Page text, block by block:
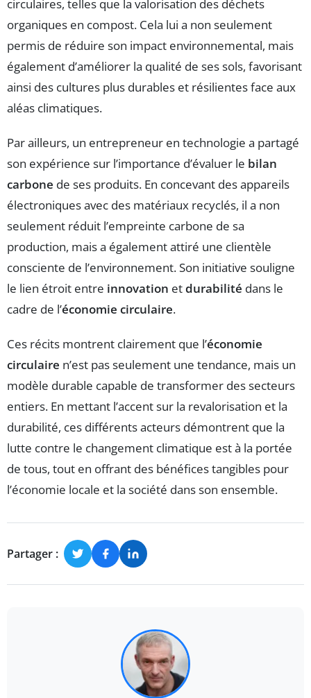
circulaires, telles que la valorisation des déchets
organiques en compost. Cela lui a non seulement
permis de réduire son impact environnemental, mais
également d’améliorer la qualité de ses sols, favorisant
ainsi des cultures plus durables et résilientes face aux
aléas climatiques.
Par ailleurs, un entrepreneur en technologie a partagé
son expérience sur l’importance d’évaluer le bilan
carbone de ses produits. En concevant des appareils
électroniques avec des matériaux recyclés, il a non
seulement réduit l’empreinte carbone de sa
production, mais a également attiré une clientèle
consciente de l’environnement. Son initiative souligne
le lien étroit entre innovation etdurabilité dans le
cadre de l’économie circulaire.
Ces récits montrent clairement que l’économie
circulaire n’est pas seulement une tendance, mais un
modèle durable capable de transformer des secteurs
entiers. En mettant l’accent sur la revalorisation et la
durabilité, ces différents acteurs démontrent que la
lutte contre le changement climatique est à la portée
de tous, tout en offrant des bénéfices tangibles pour
l’économie locale et la société dans son ensemble.
Partager :